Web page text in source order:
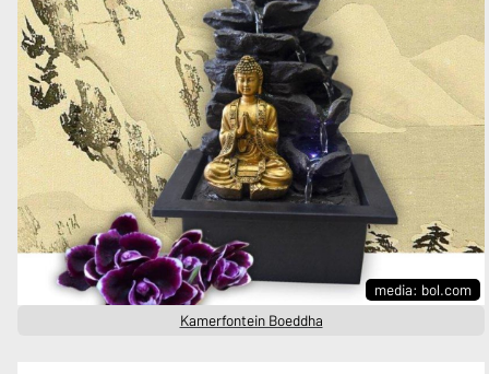
media: bol.com
Kamerfontein Boeddha